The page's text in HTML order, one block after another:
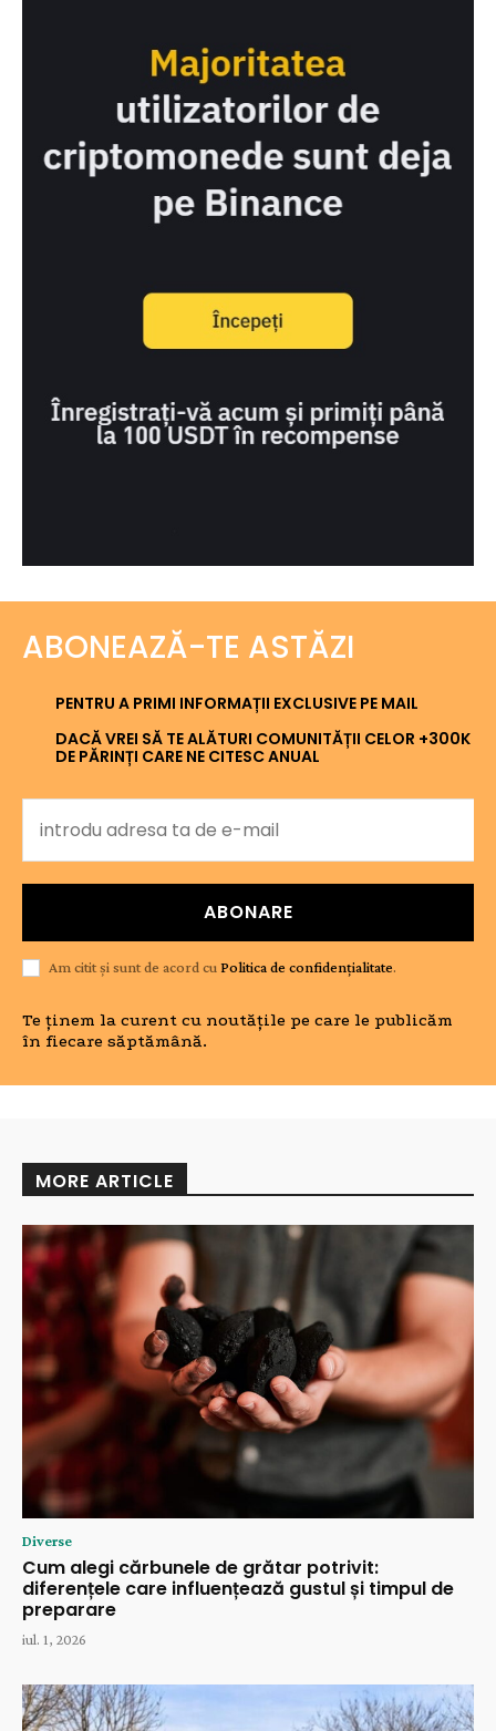
ABONEAZĂ-TE ASTĂZI
PENTRU A PRIMI INFORMAȚII EXCLUSIVE PE MAIL
DACĂ VREI SĂ TE ALĂTURI COMUNITĂȚII CELOR +300K
DE PĂRINȚI CARE NE CITESC ANUAL
ABONARE
Am citit și sunt de acord cuPolitica de confidențialitate.
Te ținem la curent cu noutățile pe care le publicăm
în fiecare săptămână.
MORE ARTICLE
Diverse
Cum alegi cărbunele de grătar potrivit:
diferențele care influențează gustul și timpul de
preparare
iul. 1, 2026